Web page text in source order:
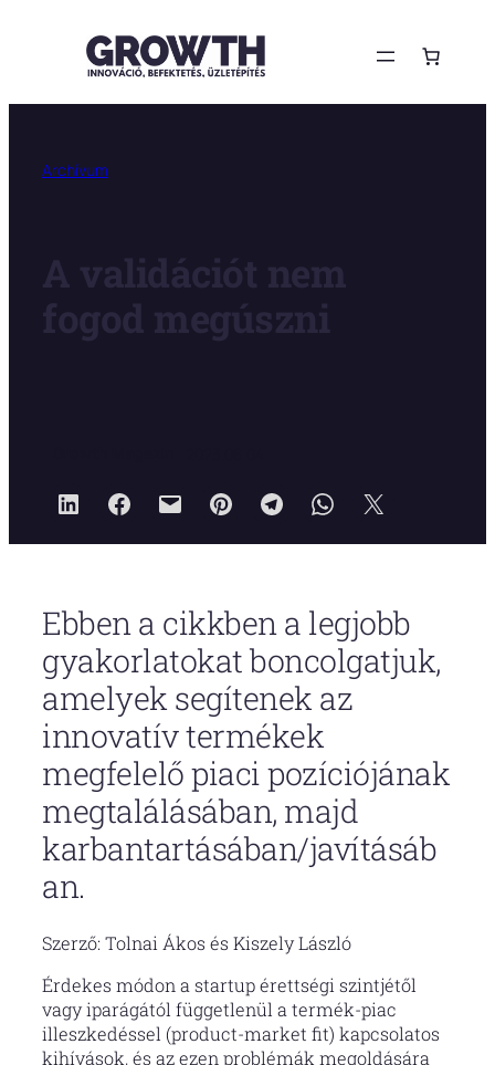
tartalomhoz
Archívum
A validációt nem
fogod megúszni
Ebben a cikkben a legjobb
gyakorlatokat boncolgatjuk,
amelyek segítenek az
innovatív termékek
megfelelő piaci pozíciójának
megtalálásában, majd
karbantartásában/javításáb
an.
Szerző: Tolnai Ákos és Kiszely László
Érdekes módon a startup érettségi szintjétől
vagy iparágától függetlenül a termék-piac
illeszkedéssel (product-market fit) kapcsolatos
kihívások, és az ezen problémák megoldására